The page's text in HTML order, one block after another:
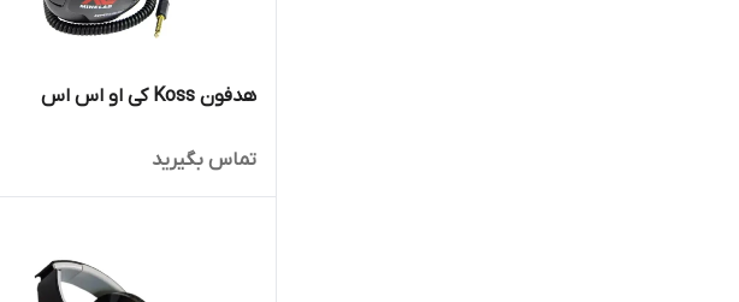
هدفون Koss کی او اس اس
تماس بگیرید